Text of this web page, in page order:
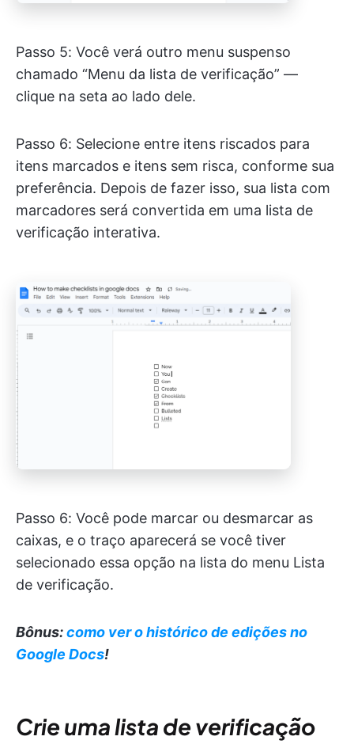
Passo 5: Você verá outro menu suspenso
chamado “Menu da lista de verificação” —
clique na seta ao lado dele.
Passo 6: Selecione entre itens riscados para
itens marcados e itens sem risca, conforme sua
preferência. Depois de fazer isso, sua lista com
marcadores será convertida em uma lista de
verificação interativa.
Passo 6: Você pode marcar ou desmarcar as
caixas, e o traço aparecerá se você tiver
selecionado essa opção na lista do menu Lista
de verificação.
Bônus:como ver o histórico de edições no
Google Docs!
Crie uma lista de verificação